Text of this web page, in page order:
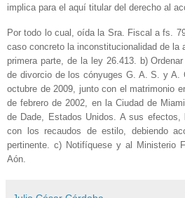
implica para el aquí titular del derecho al
Por todo lo cual, oída la Sra. Fiscal a fs.
caso concreto la inconstitucionalidad de la
primera parte, de la ley 26.413. b)
de divorcio de los cónyuges G. A. S. y A.
octubre de 2009, junto con el matrimonio
de febrero de 2002, en la Ciudad de
de Dade, Estados Unidos. A sus efectos,
con los recaudos de estilo, debiendo
pertinente. c) Notifíquese y al Ministerio
Aón.